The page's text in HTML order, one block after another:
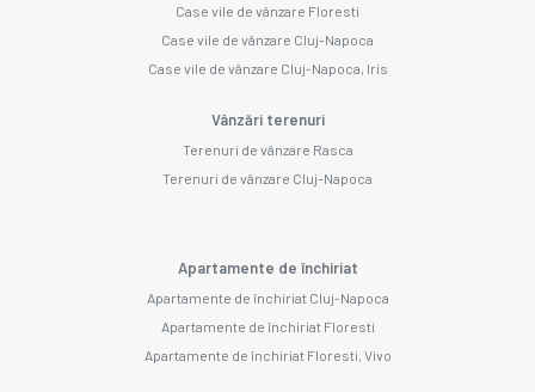
Case vile de vânzare Floresti
Case vile de vânzare Cluj-Napoca
Case vile de vânzare Cluj-Napoca, Iris
Vânzări terenuri
Terenuri de vânzare Rasca
Terenuri de vânzare Cluj-Napoca
Apartamente de închiriat
Apartamente de închiriat Cluj-Napoca
Apartamente de închiriat Floresti
Apartamente de închiriat Floresti, Vivo